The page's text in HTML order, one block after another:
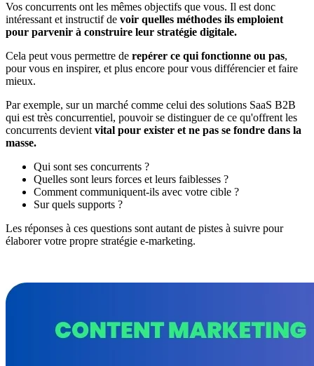
Vos concurrents ont les mêmes objectifs que vous. Il est donc
intéressant et instructif de voir quelles méthodes ils emploient
pour parvenir à construire leur stratégie digitale.
Cela peut vous permettre de repérer ce qui fonctionne ou pas,
pour vous en inspirer, et plus encore pour vous différencier et faire
mieux.
Par exemple, sur un marché comme celui des solutions SaaS B2B
qui est très concurrentiel, pouvoir se distinguer de ce qu'offrent les
concurrents devient vital pour exister et ne pas se fondre dans la
masse.
Qui sont ses concurrents ?
Quelles sont leurs forces et leurs faiblesses ?
Comment communiquent-ils avec votre cible ?
Sur quels supports ?
Les réponses à ces questions sont autant de pistes à suivre pour
élaborer votre propre stratégie e-marketing.